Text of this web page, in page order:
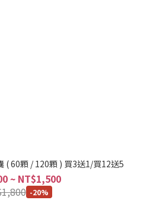
( 60顆 / 120顆 ) 買3送1/買12送5
~ NT$1,500
-20%